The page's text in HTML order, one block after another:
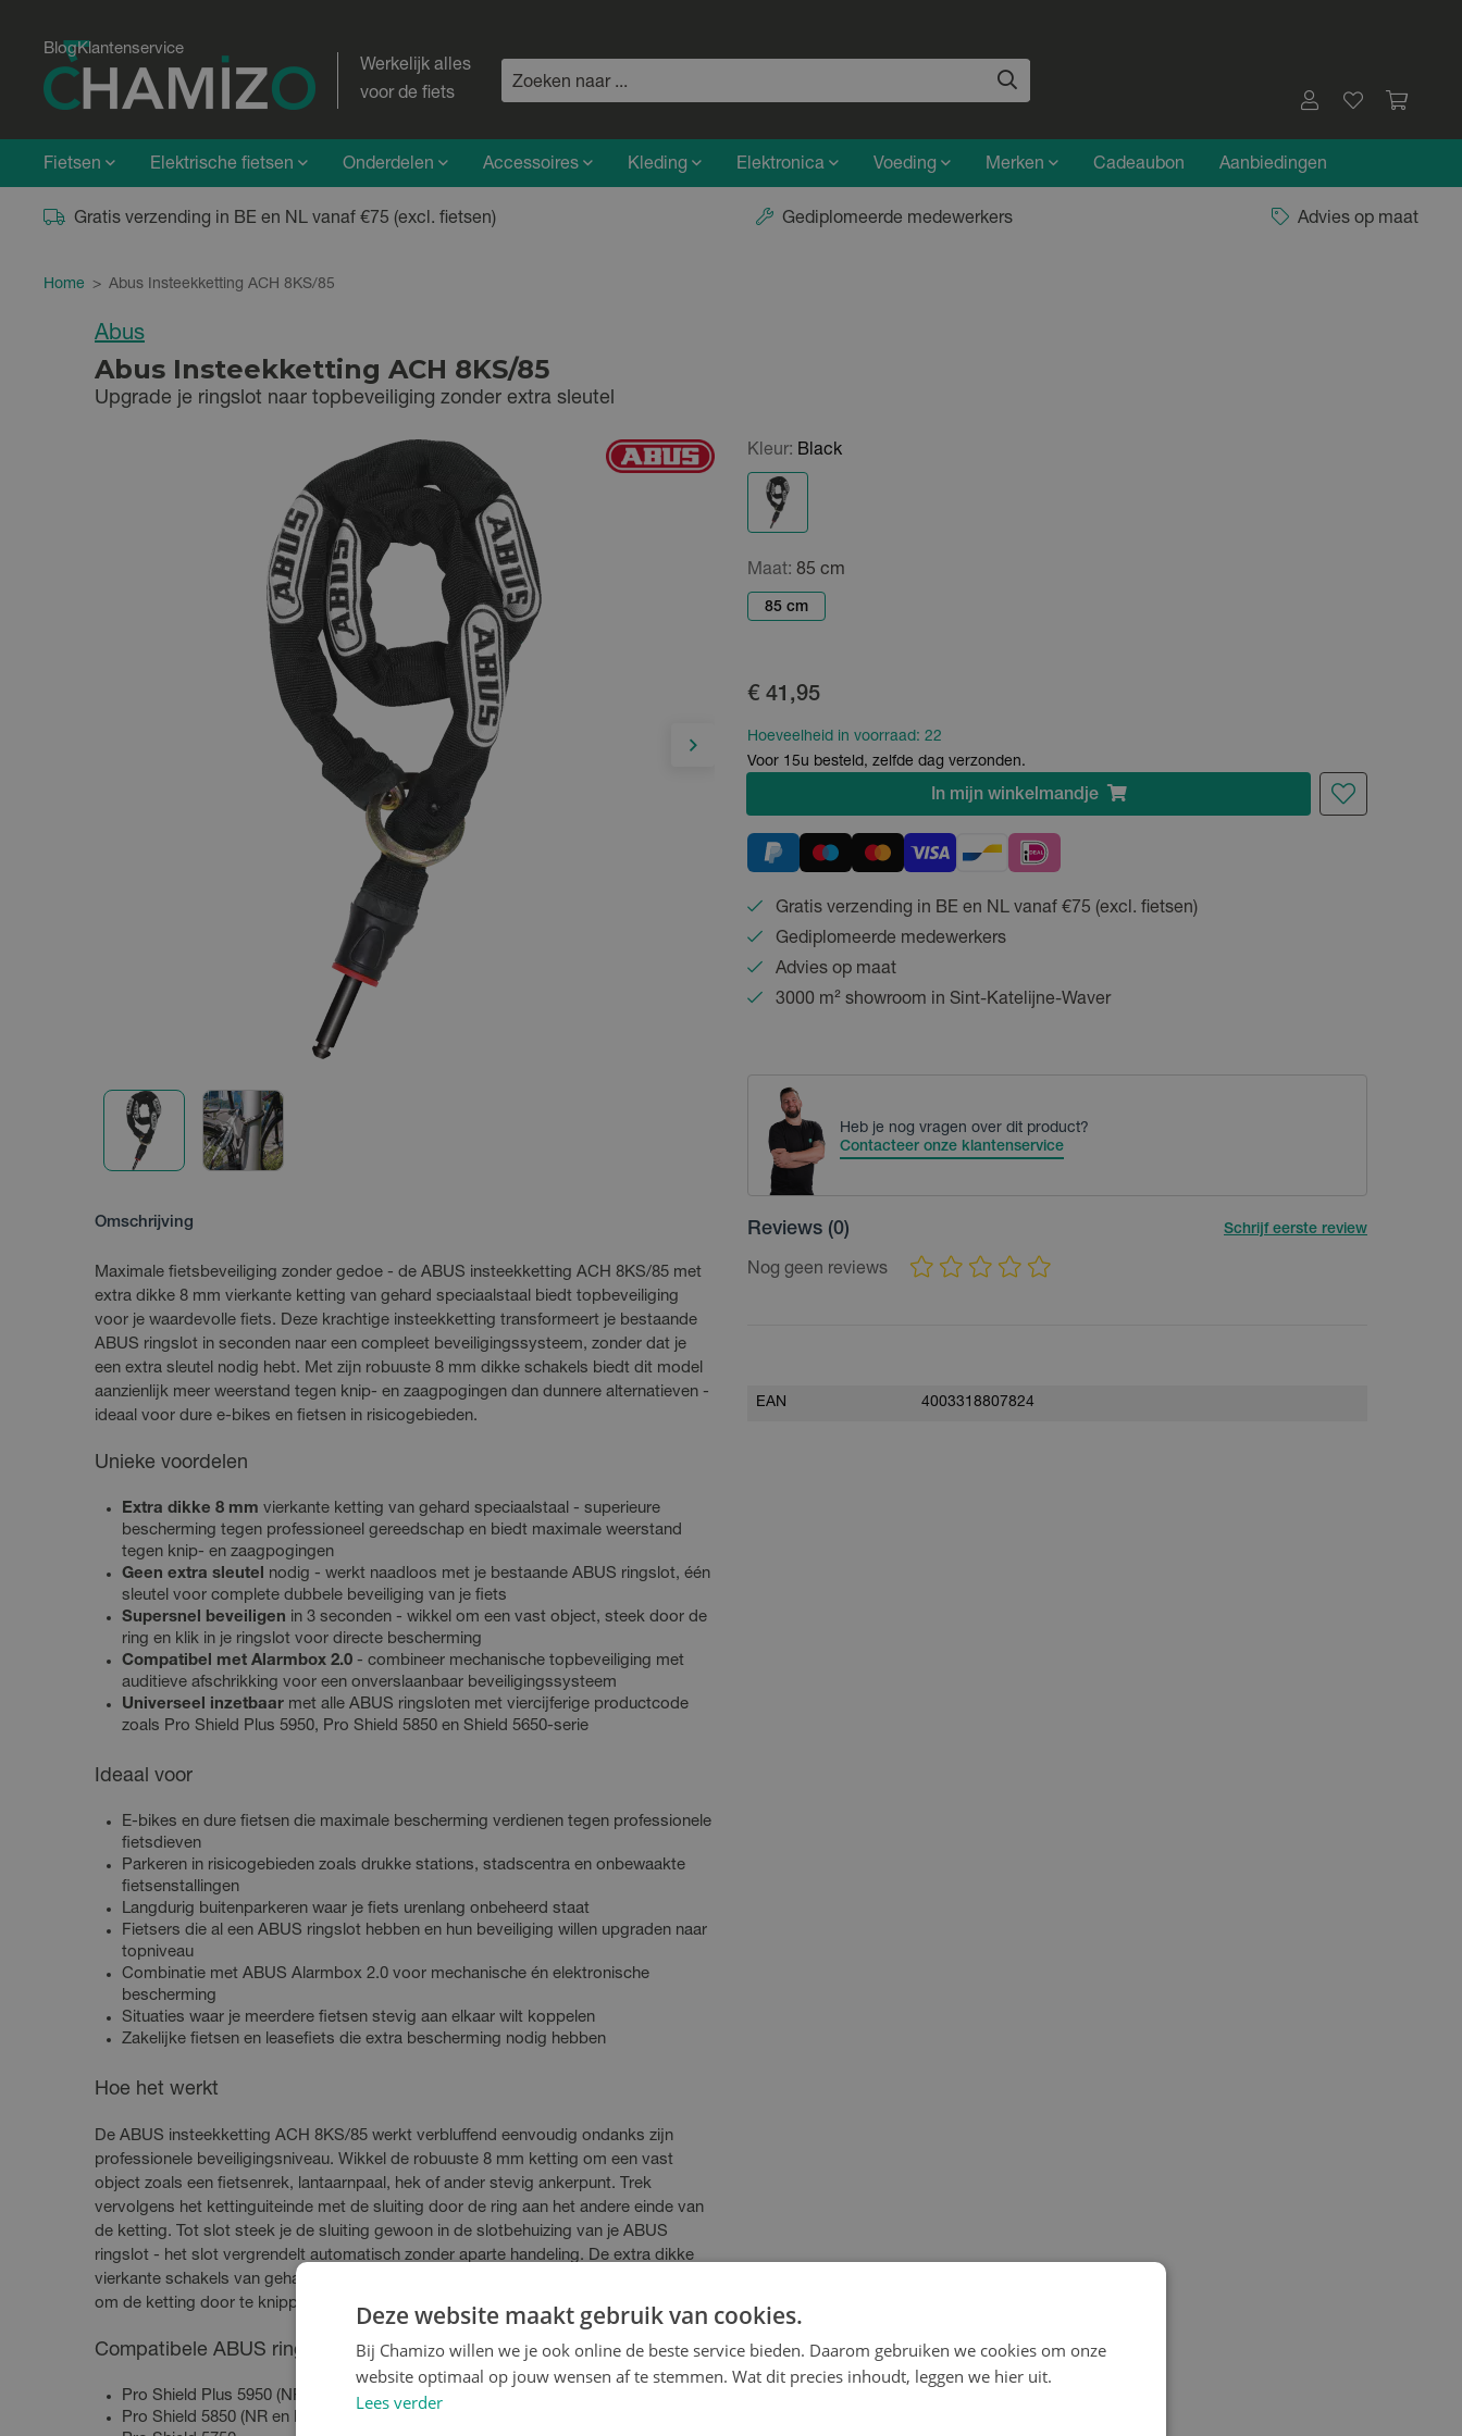
BlogKlantenservice
Werkelijk alles
voor de fiets
Fietsen Elektrische fietsen Onderdelen Accessoires Kleding Elektronica Voeding Merken Cadeaubon Aanbiedingen
Gratis verzending in BE en NL vanaf €75 (excl. fietsen) Gediplomeerde medewerkers Advies op maat
Home > Abus Insteekketting ACH 8KS/85
Abus
Abus Insteekketting ACH 8KS/85
Upgrade je ringslot naar topbeveiliging zonder extra sleutel
Omschrijving
Maximale fietsbeveiliging zonder gedoe - de ABUS insteekketting ACH 8KS/85 met
extra dikke 8 mm vierkante ketting van gehard speciaalstaal biedt topbeveiliging
voor je waardevolle fiets. Deze krachtige insteekketting transformeert je bestaande
ABUS ringslot in seconden naar een compleet beveiligingssysteem, zonder dat je
een extra sleutel nodig hebt. Met zijn robuuste 8 mm dikke schakels biedt dit model
aanzienlijk meer weerstand tegen knip- en zaagpogingen dan dunnere alternatieven -
ideaal voor dure e-bikes en fietsen in risicogebieden.
Unieke voordelen
Extra dikke 8 mm vierkante ketting van gehard speciaalstaal - superieure
bescherming tegen professioneel gereedschap en biedt maximale weerstand
tegen knip- en zaagpogingen
Geen extra sleutel nodig - werkt naadloos met je bestaande ABUS ringslot, één
sleutel voor complete dubbele beveiliging van je fiets
Supersnel beveiligen in 3 seconden - wikkel om een vast object, steek door de
ring en klik in je ringslot voor directe bescherming
Compatibel met Alarmbox 2.0 - combineer mechanische topbeveiliging met
auditieve afschrikking voor een onverslaanbaar beveiligingssysteem
Universeel inzetbaar met alle ABUS ringsloten met viercijferige productcode
zoals Pro Shield Plus 5950, Pro Shield 5850 en Shield 5650-serie
Ideaal voor
E-bikes en dure fietsen die maximale bescherming verdienen tegen professionele
fietsdieven
Parkeren in risicogebieden zoals drukke stations, stadscentra en onbewaakte
fietsenstallingen
Langdurig buitenparkeren waar je fiets urenlang onbeheerd staat
Fietsers die al een ABUS ringslot hebben en hun beveiliging willen upgraden naar
topniveau
Combinatie met ABUS Alarmbox 2.0 voor mechanische én elektronische
bescherming
Situaties waar je meerdere fietsen stevig aan elkaar wilt koppelen
Zakelijke fietsen en leasefiets die extra bescherming nodig hebben
Hoe het werkt
De ABUS insteekketting ACH 8KS/85 werkt verbluffend eenvoudig ondanks zijn
professionele beveiligingsniveau. Wikkel de robuuste 8 mm ketting om een vast
object zoals een fietsenrek, lantaarnpaal, hek of ander stevig ankerpunt. Trek
vervolgens het kettinguiteinde met de sluiting door de ring aan het andere einde van
de ketting. Tot slot steek je de sluiting gewoon in de slotbehuizing van je ABUS
ringslot - het slot vergrendelt automatisch zonder aparte handeling. De extra dikke
vierkante schakels van gehard speciaalstaal maken het voor dieven extreem moeilijk
om de ketting door te knippen, zelfs met professioneel gereedschap.
Compatibele ABUS ringsloten
Pro Shield Plus 5950 (NR en LH varianten)
Pro Shield 5850 (NR en LH varianten)
Kleur: Black
Maat: 85 cm
85 cm
€ 41,95
Hoeveelheid in voorraad: 22
Voor 15u besteld, zelfde dag verzonden.
In mijnwinkelmandje
Gratis verzending in BE en NL vanaf €75 (excl. fietsen)
Gediplomeerde medewerkers
Advies op maat
3000 m² showroom in Sint-Katelijne-Waver
Heb je nog vragen over dit product?
Contacteer onze klantenservice
Reviews (0) Schrijf eerste review
Nog geen reviews
EAN 4003318807824
Deze website maakt gebruik van cookies.
Bij Chamizo willen we je ook online de beste service bieden. Daarom gebruiken we cookies om onze
website optimaal op jouw wensen af te stemmen. Wat dit precies inhoudt, leggen we hier uit.
Lees verder